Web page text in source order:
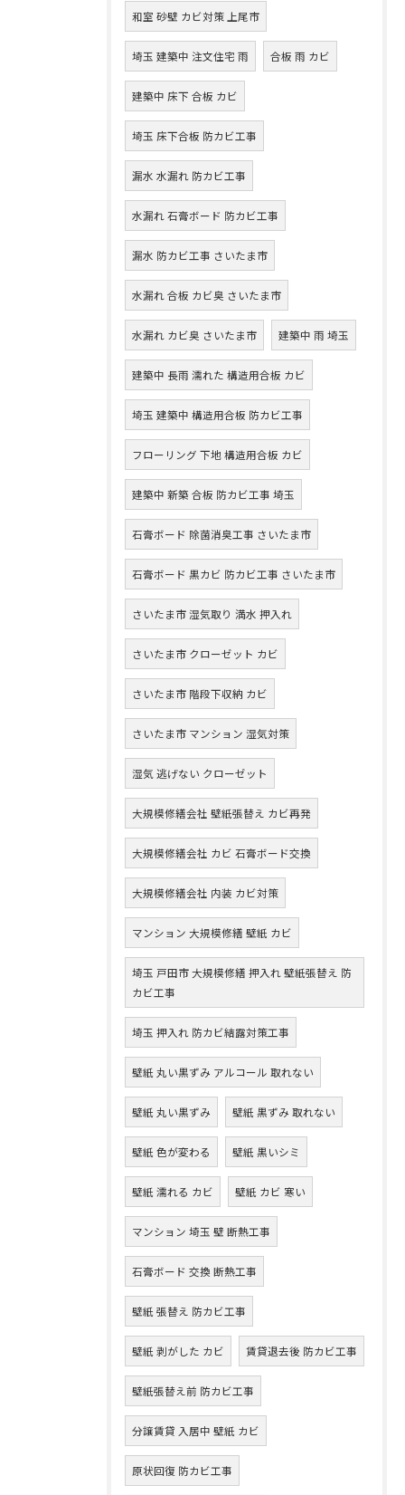
和室 砂壁 カビ対策 上尾市
埼玉 建築中 注文住宅 雨 合板 雨 カビ
建築中 床下 合板 カビ
埼玉 床下合板 防カビ工事
漏水 水漏れ 防カビ工事
水漏れ 石膏ボード 防カビ工事
漏水 防カビ工事 さいたま市
水漏れ 合板 カビ臭 さいたま市
水漏れ カビ臭 さいたま市 建築中 雨 埼玉
建築中 長雨 濡れた 構造用合板 カビ
埼玉 建築中 構造用合板 防カビ工事
フローリング 下地 構造用合板 カビ
建築中 新築 合板 防カビ工事 埼玉
石膏ボード 除菌消臭工事 さいたま市
石膏ボード 黒カビ 防カビ工事 さいたま市
さいたま市 湿気取り 満水 押入れ
さいたま市 クローゼット カビ
さいたま市 階段下収納 カビ
さいたま市 マンション 湿気対策
湿気 逃げない クローゼット
大規模修繕会社 壁紙張替え カビ再発
大規模修繕会社 カビ 石膏ボード交換
大規模修繕会社 内装 カビ対策
マンション 大規模修繕 壁紙 カビ
埼玉 戸田市 大規模修繕 押入れ 壁紙張替え 防
カビ工事
埼玉 押入れ 防カビ結露対策工事
壁紙 丸い黒ずみ アルコール 取れない
壁紙 丸い黒ずみ 壁紙 黒ずみ 取れない
壁紙 色が変わる 壁紙 黒いシミ
壁紙 濡れる カビ 壁紙 カビ 寒い
マンション 埼玉 壁 断熱工事
石膏ボード 交換 断熱工事
壁紙 張替え 防カビ工事
壁紙 剥がした カビ 賃貸退去後 防カビ工事
壁紙張替え前 防カビ工事
分譲賃貸 入居中 壁紙 カビ
原状回復 防カビ工事